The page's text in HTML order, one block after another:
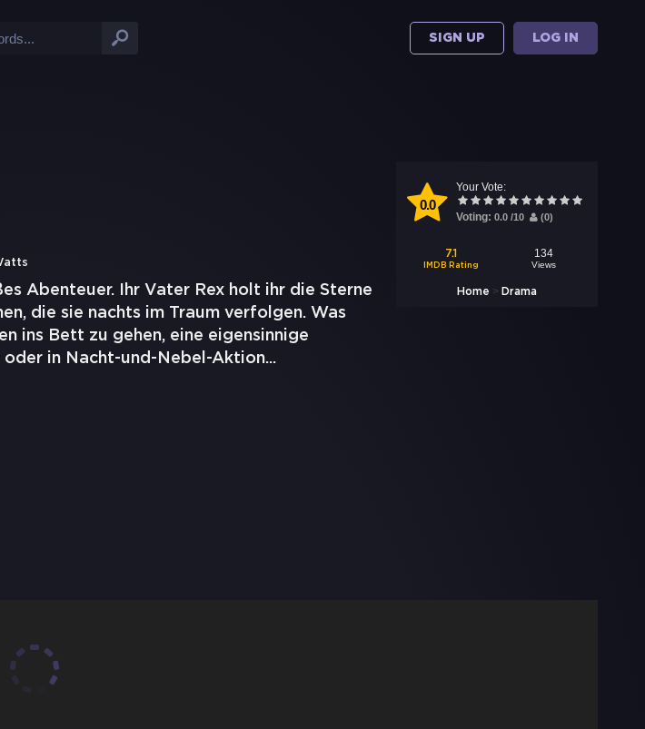
SIGN UP LOG IN
0.0
Your Vote:
Voting: 0.0 /10 (0)
7.1
IMDB Rating
134
Views
Home > Drama
Abenteuer. Ihr Vater Rex holt ihr die Sterne
die sie nachts im Traum verfolgen. Was
ins Bett zu gehen, eine eigensinnige
oder in Nacht-und-Nebel-Aktion...